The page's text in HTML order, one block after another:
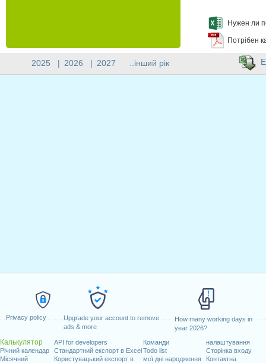
Privacy policy
Upgrade your account to remove
ads & more
How many working days in
year 2026?
Калькулятор
Річний календар
Місячний
API for developers
Стандартний експорт в Excel
Користувацький експорт в
Команди
Todo list
мої дні народження
налаштування
Сторінка входу
Контактна
Нужен ли
Потрібен
2025 | 2026 | 2027 ..інший рік